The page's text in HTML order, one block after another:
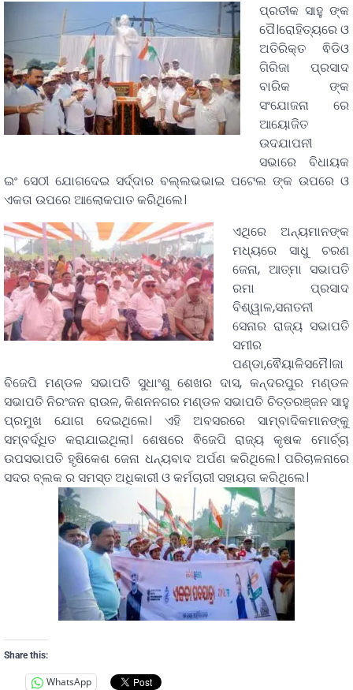
ପ୍ରତୀକ ସାହୁ ଙ୍କ
ପୈ।ରୋହିତ୍ୟରେ ଓ
ଅତିରିକ୍ତ ଵିଡିଓ
ଗିରିଜା ପ୍ରସାଦ
ବାରିକ ଙ୍କ
ସଂଯୋଜନା ରେ
ଆୟୋଜିତ
ଉଦଯାପନୀ
ସଭାରେ ବିଧାୟକ
ଇଂ ସେଠୀ ଯୋଗଦେଇ ସର୍ଦ୍ଦାର ବଲ୍ଲଭଭାଇ ପଟେଲ ଙ୍କ ଉପରେ ଓ
ଏକତା ଉପରେ ଆଲୋକପାତ କରିଥିଲେ।
ଏଥିରେ ଅନ୍ୟମାନଙ୍କ
ମଧ୍ୟରେ ସାଧୁ ଚରଣ
ଜେନା, ଆତ୍ମା ସଭାପତି
ରମା ପ୍ରସାଦ
ବିଶ୍ୱାଳ,ସନାତନୀ
ସେନାର ରାଜ୍ୟ ସଭାପତି
ସମୀର
ପଣ୍ଡା,ଵୈୟାଳିସମୈ।ଜା
ବିଜେପି ମଣ୍ଡଳ ସଭାପତି ସୁଧାଂଶୁ ଶେଖର ଦାସ, କନ୍ଦରପୁର ମଣ୍ଡଳ
ସଭାପତି ନିରଂଜନ ରାଉଳ, କିଶନନଗର ମଣ୍ଡଳ ସଭାପତି ଚିତ୍ତରଞ୍ଜନ ସାହୁ
ପ୍ରମୁଖ ଯୋଗ ଦେଇଥିଲେ। ଏହି ଅବସରରେ ସାମ୍ବାଦିକମାନଙ୍କୁ
ସମ୍ବର୍ଦ୍ଧିତ କରାଯାଇଥିଲା। ଶେଷରେ ଵିଜେପି ରାଜ୍ୟ କୃଷକ ମୋର୍ଚ୍ଚା
ଉପସଭାପତି ହୃଷିକେଶ ଜେନା ଧନ୍ୟବାଦ ଅର୍ପଣ କରିଥିଲେ। ପରିଚାଳନାରେ
ସଦର ବ୍ଲକ ର ସମସ୍ତ ଅଧିକାରୀ ଓ କର୍ମଚାରୀ ସହାୟତା କରିଥିଲେ।
Share this:
WhatsApp